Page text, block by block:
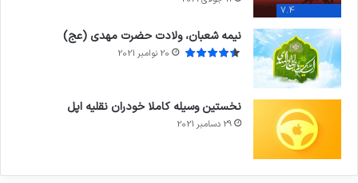
7.4
نیمه شعبان، ولادت حضرت مهدی (عج)
20 نوامبر 2021
نخستین وسیله کاملا خودران نقلیه اپل
29 دسامبر 2021